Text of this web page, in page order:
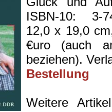
ISBN-10: 3-
12,0 x 19,0
€uro (auch
beziehen).
Bestellung
Weitere